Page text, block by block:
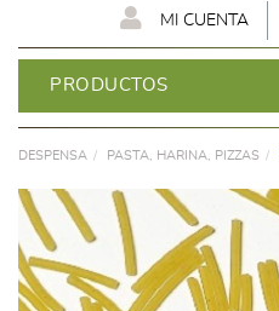
MI CUENTA
PRODUCTOS
DESPENSA PASTA, HARINA, PIZZAS